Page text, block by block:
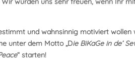
und wahnsinnig motiviert wollen
unter dem Motto „Die BiKaGe in de’
“ starten!